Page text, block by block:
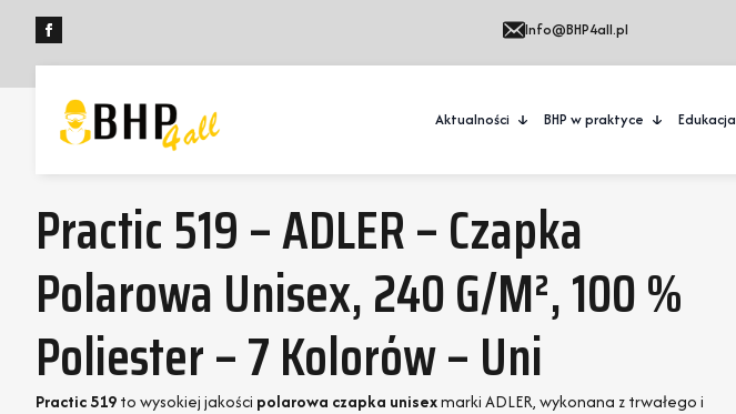
Info@BHP4all.pl
Aktualności BHP w praktyce Edukacja
Practic 519 – ADLER – Czapka
Polarowa Unisex, 240 G/m², 100 %
Poliester – 7 Kolorów – Uni
Practic 519to wysokiej jakości polarowa czapka unisexmarki ADLER, wykonana z trwałego i